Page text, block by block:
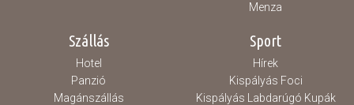
Menza
Szállás
Hotel
Panzió
Magánszállás
Sport
Hírek
Kispályás Foci
Kispályás Labdarúgó Kupák